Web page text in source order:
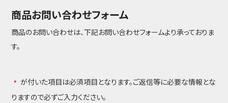
商品お問い合わせフォーム
商品のお問い合わせは、下記お問い合わせフォームより承っておりま
す。
* が付いた項目は必須項目となります。ご返信等に必要な情報とな
りますので必ずご入力ください。